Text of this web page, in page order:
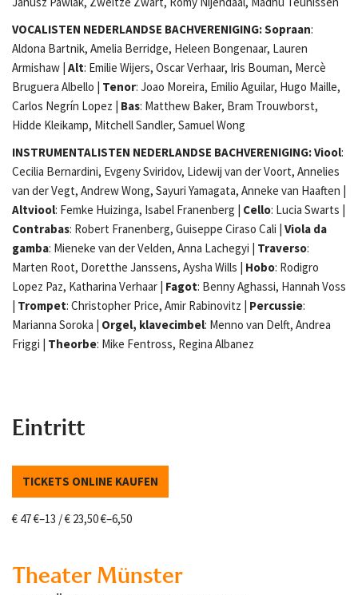
VOCALISTEN NEDERLANDSE BACHVERENIGING:Sopraan:
Aldona Bartnik, Amelia Berridge, Heleen Bongenaar, Lauren
Armishaw | Alt: Emilie Wijers, Oscar Verhaar, Iris Bouman, Mercè
Bruguera Albello | Tenor: Joao Moreira, Emilio Aguilar, Hugo Maille,
Carlos Negrín Lopez | Bas: Matthew Baker, Bram Trouwborst,
Hidde Kleikamp, Mitchell Sandler, Samuel Wong
INSTRUMENTALISTEN NEDERLANDSE BACHVERENIGING: Viool:
Cecilia Bernardini, Evgeny Sviridov, Lidewij van der Voort, Annelies
van der Vegt, Andrew Wong, Sayuri Yamagata, Anneke van Haaften |
Altviool: Femke Huizinga, Isabel Franenberg | Cello: Lucia Swarts |
Contrabas: Robert Franenberg, Guiseppe Ciraso Cali | Viola da
gamba: Mieneke van der Velden, Anna Lachegyi | Traverso:
Marten Root, Doretthe Janssens, Aysha Wills | Hobo: Rodigro
Lopez Paz, Katharina Verhaar | Fagot: Benny Aghassi, Hannah Voss
| Trompet: Christopher Price, Amir Rabinovitz | Percussie:
Marianna Soroka | Orgel, klavecimbel: Menno van Delft, Andrea
Friggi | Theorbe: Mike Fentross, Regina Albanez
Eintritt
TICKETS ONLINE KAUFEN
€ 47 €–13 / € 23,50 €–6,50
Theater Münster